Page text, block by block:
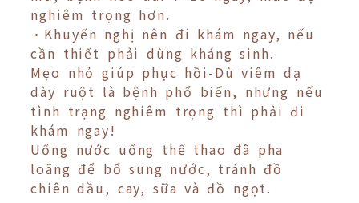
nghiêm trọng hơn.
•Khuyến nghị nên đi khám ngay, nếu
cần thiết phải dùng kháng sinh.
Mẹo nhỏ giúp phục hồi-Dù viêm dạ
dày ruột là bệnh phổ biến, nhưng nếu
tình trạng nghiêm trọng thì phải đi
khám ngay!
Uống nước uống thể thao đã pha
loãng để bổ sung nước, tránh đồ
chiên dầu, cay, sữa và đồ ngọt.